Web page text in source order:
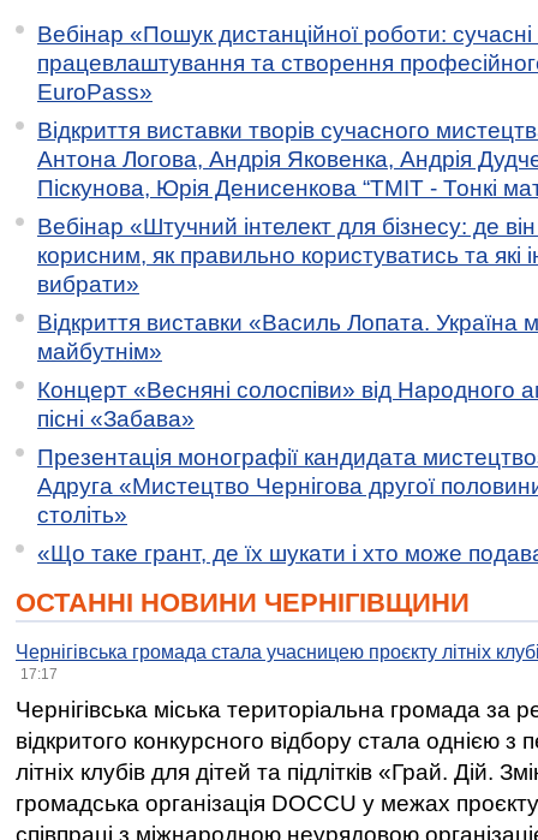
Вебінар «Пошук дистанційної роботи:
працевлаштування та створення
EuroPass»
Відкриття виставки творів сучасного
Антона Логова, Андрія Яковенка, Андрія
Піскунова, Юрія Денисенкова “ТМІТ - Тонкі
Вебінар «Штучний інтелект для бізнесу: де
корисним, як правильно користуватись та які
вибрати»
Відкриття виставки «Василь Лопата. Україна
майбутнім»
Концерт «Весняні солоспіви» від Народного
пісні «Забава»
Презентація монографії кандидата
Адруга «Мистецтво Чернігова другої
століть»
«Що таке грант, де їх шукати і хто може
ОСТАННІ НОВИНИ ЧЕРНІГІВЩИНИ
Чернігівська громада стала учасницею проєкту літніх
17:17
Чернігівська міська територіальна громада за
відкритого конкурсного відбору стала однією
літніх клубів для дітей та підлітків «Грай. Дій.
громадська організація DOCCU у межах
співпраці з міжнародною неурядовою